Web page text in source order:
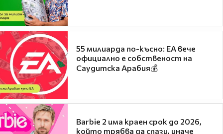
55 милиарда по-късно: EA вече
официално е собственост на
Саудитска Арабия💰
Barbie 2 има краен срок до 2026,
който трябва да спази, иначе